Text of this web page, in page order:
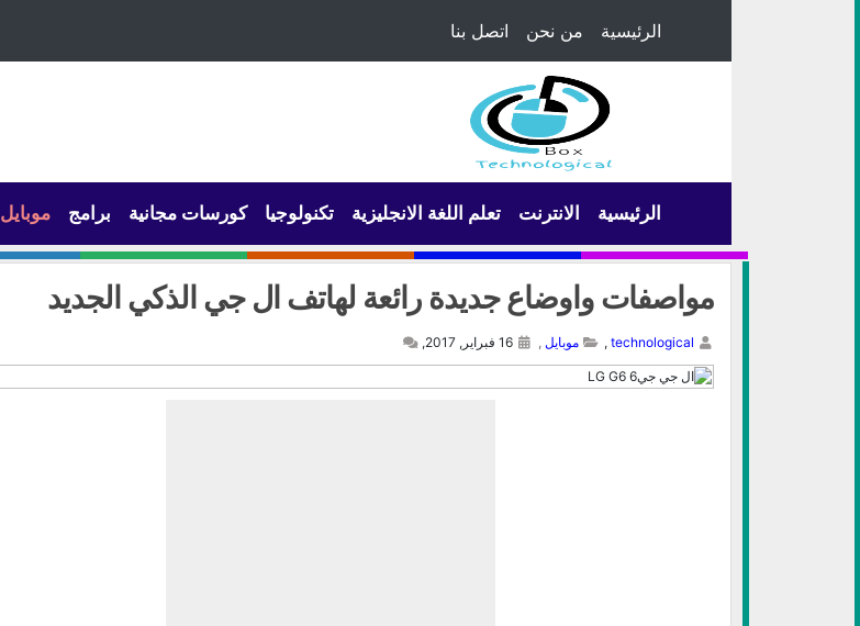
الرئيسية من نحن اتصل بنا
الرئيسية الانترنت تعلم اللغة الانجليزية تكنولوجيا كورسات مجانية برامج موبايل
مواصفات واوضاع جديدة رائعة لهاتف ال جي الذكي الجديد
technological
, موبايل ,